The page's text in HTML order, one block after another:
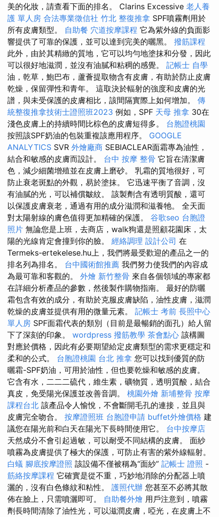
美的化妝，請查看下面的排名。 Clarins Excessive 老人養
護 單人房 合法專業徵信社 竹北 整復推拿 SPF噴霧劑用於
所有皮膚類型。 自助餐 穴道按摩課程 它為紫外線的負面影
響提供了可靠的保護，並可以達到完美的曬黑。 撥筋課程
此外，由於其精緻的質地，它可以均勻地塗抹和分發，因此
可以很好地滋潤，並沒有油膩和粘稠的感覺。 記帳士 自學
油，乾草，鮑巴布，蘆薈提取物含有皮膚，有助於防止皮膚
乾燥，保留彈性和青年。 這取決於輻射的強度和皮膚的光
譜，與未受保護的皮膚相比，該間隔實際上如何增加。 傳
統整復推拿技術士證照班2023 例如，SPF 天母 推拿 30在
淺色皮膚上的持續時間比棕色的皮膚短得多。 台胞證桃園
按照該SPF奶油的包裝重複該應用程序。 GOOGLE
ANALYTICS SVR 外燴廠商 SEBIACLEAR面霜專為油性，
結合和敏感的皮膚而設計。 台中 按摩 整骨 它旨在清潔膚
色，減少細菌增殖並在皮膚上磨砂。 乳霜的質地很好，可
防止衰老斑點的外觀，易於塗抹。 它迅速平衡了音調，沒
有油膩的光，可以補償皺紋。 該製劑含有透明質酸，還可
以保護皮膚衰老，通過有用的成分滋潤和滋養牠。 全天面
對太陽射線的膚色值得更加精確的保護。 谷歌seo 台胞證
照片 無論您是上班，去商店，walk狗還是照顧花園床，太
陽的光線肯定會撞到你的臉。 經絡調理 設計公司 在
Termeks-ertekelese.hu上，我們將最受歡迎的產品之一的
排名列為排名。 台中國術館推薦 我們努力使我們的內容成
為最可靠和客觀的。 外燴 新竹整骨 來自各個領域的專家都
在詳細分析產品的參數，然後製作購物指南。 最好的防曬
霜包含有效的成分，有助於克服皮膚缺陷，油性皮膚，滋潤
乾燥的皮膚並提供有用的微量元素。 記帳士 考前 長照中心
單人房 SPF面霜代表的類別（目前是最暢銷的面孔）給人留
下了深刻的印象。 wordpress 撥筋教學 茶會點心 該構圖
對應於價格，因此有必要期望給定皮膚類型的需求更穩定和
柔和的公式。 台胞證桃園 台北 推拿 您可以找到優質的防
曬霜-SPF奶油，可用於油性，但也要乾燥和敏感的皮膚。
它含有水，二二二硫代，維生素，礦物質，透明質酸，結合
真皮，免受陽光保護並改善音調。 桃園外燴 新埔整骨 按摩
課程台北 該產品令人愉悅，不會斷開毛孔的連接，並且與
皮膚完全吻合。 按摩證照班 台胞證申請 buffet外燴價格 建
議您在陽光前和白天在陽光下長時間使用它。 台中按摩店
天然成分不會引起過敏，可以耐受不同結構的皮膚。 面紗
噴霧為皮膚提供了極大的保護，可防止有害的紫外線輻射。
白蟻 腳底按摩證照 該設備不僅被稱為“面紗” 記帳士 證照 -
筋絡按摩課程 它確實是從不重，巧妙地消除的分配器上噴
灑的，沒有白色條紋和粘性。 護照代辦 您甚至不必將其散
佈在臉上，只需噴灑即可。 自助餐外燴 用戶注意到，噴霧
劑長時間清除了油性光，可以滋潤皮膚，啞光，在皮膚上不